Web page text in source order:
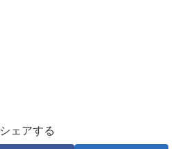
シェアする